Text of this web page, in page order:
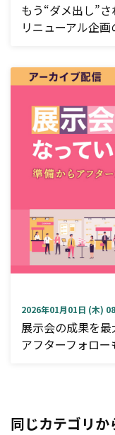
もう“ダメ出し”
リニューアル企
2026年01月01日 (木)
展示会の成果を
アフターフォロ
同じカテゴリか